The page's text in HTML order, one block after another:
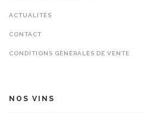
ACTUALITÉS
CONTACT
CONDITIONS GÉNÉRALES DE VENTE
NOS VINS